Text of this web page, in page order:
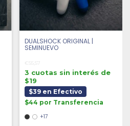
DUALSHOCK ORIGINAL |
SEMINUEVO
€55,57
3 cuotas sin interés de
$19
$39 en Efectivo
$44 por Transferencia
+17